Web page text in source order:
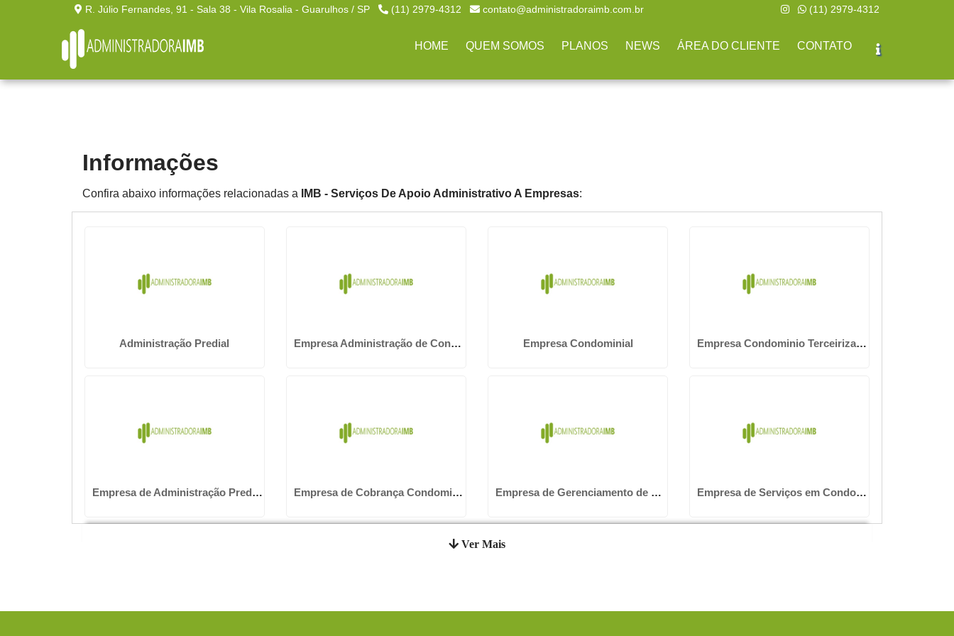
R. Júlio Fernandes, 91 - Sala 38 - Vila Rosalia - Guarulhos / SP (11) 2979-4312 contato@administradoraimb.com.br (11) 2979-4312
HOME QUEM SOMOS PLANOS NEWS ÁREA DO CLIENTE CONTATO
Informações
Confira abaixo informações relacionadas a IMB - Serviços De Apoio Administrativo A Empresas:
Administração Predial Empresa Administração de Condominios Empresa Condominial Empresa Condominio Terceirizada
Empresa de Administração Predial Empresa de Cobrança Condominial Empresa de Gerenciamento de Condominio Empresa de Serviços em Condomínios
Ver Mais